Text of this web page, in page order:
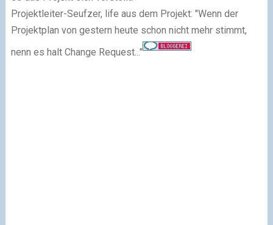
Projektleiter-Seufzer, life aus dem Projekt: "Wenn der
Projektplan von gestern heute schon nicht mehr stimmt,
nenn es halt Change Request..."